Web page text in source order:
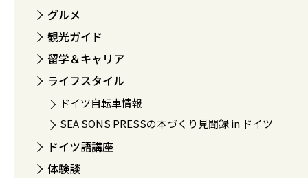
グルメ
観光ガイド
留学＆キャリア
ライフスタイル
ドイツ自転車情報
SEA SONS PRESSの本づくり見聞録 in ドイツ
ドイツ語講座
体験談